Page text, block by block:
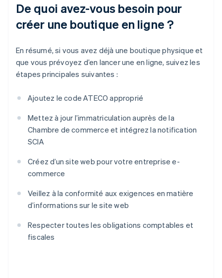
De quoi avez-vous besoin pour
créer une boutique en ligne ?
En résumé, si vous avez déjà une boutique physique et
que vous prévoyez d’en lancer une en ligne, suivez les
étapes principales suivantes :
Ajoutez le code ATECO approprié
Mettez à jour l’immatriculation auprès de la
Chambre de commerce et intégrez la notification
SCIA
Créez d’un site web pour votre entreprise e-
commerce
Veillez à la conformité aux exigences en matière
d’informations sur le site web
Respecter toutes les obligations comptables et
fiscales